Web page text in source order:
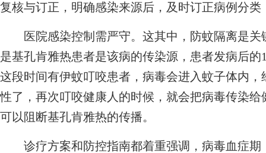
复核与订正，明确感染来源后，及时订正病例分
医院感染控制需严守。这其中，防蚊隔离是关
是基孔肯雅热患者是该病的传染源，患者发病后
这段时间有伊蚊叮咬患者，病毒会进入蚊子体内
性了，再次叮咬健康人的时候，就会把病毒传染
可以阻断基孔肯雅热的传播。
诊疗方案和防控指南都着重强调，病毒血症期